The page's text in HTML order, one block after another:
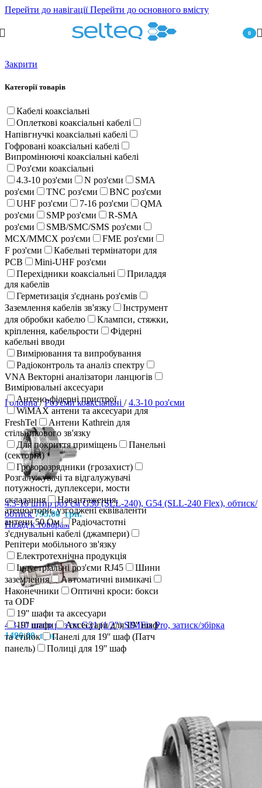
Перейти до навігаціїПерейти до основного вмісту
0
Закрити
Категорії товарів
Кабелі коаксіальні
Оплеткові коаксіальні кабелі
Напівгнучкі коаксіальні кабелі
Гофровані коаксіальні кабелі
Випромінюючі коаксіальні кабелі
Роз'єми коаксіальні
4.3-10 роз'єми
N роз'єми
SMA
роз'єми
TNC роз'єми
BNC роз'єми
UHF роз'єми
7-16 роз'єми
QMA
роз'єми
SMP роз'єми
R-SMA
роз'єми
SMB/SMC/SMS роз'єми
MCX/MMCX роз'єми
FME роз'єми
F роз'єми
Кабельні термінатори для
PCB
Mini-UHF роз'єми
Перехідники коаксіальні
Приладдя
для кабелів
Герметизація з'єднань роз'ємів
Заземлення кабелів зв'язку
Інструмент
для обробки кабелю
Клампси, стяжки,
кріплення, кабельрости
Фідерні
кабельні вводи
Вимірювання та випробування
Радіоконтроль та аналіз спектру
VNA Векторні аналізатори ланцюгів
Вимірювальні аксесуари
Антено-фідерні пристрої
WiMAX антени та аксесуари для
FreshTel
Антени Kathrein для
стільникового зв'язку
Для покриття приміщень
Панельні
(секторні)
Грозорозрядники (грозахист)
Розгалужувачі та відгалужувачі
потужності, дуплексери, мости
складання
Навантаження,
атенюатори, узгоджені еквіваленти
антени 50 Ом
Радіочастотні
з'єднувальні кабелі (джампери)
Репітери мобільного зв'язку
Електротехнічна продукція
Індустріальні роз'єми RJ45
Шини
заземлення
Автоматичні вимикачі
Наконечники
Оптичні кроси: бокси
та ODF
19'' шафи та аксесуари
19'' шафи
Аксесуари для 19'' шаф
та стійок
Панелі для 19'' шаф (Патч
панель)
Полиці для 19'' шаф
Головна/ Роз'єми коаксіальні / 4.3-10 роз'єми
4.3-10 штир розʼєм G30 (SLL-240), G54 (SLL-240 Flex), обтиск/
обтиск795,00грн.
Назад к товарам
4.3-10 штир роз'єм G21 (1/2") SIMFix Pro, затиск/збірка
1490,00грн.